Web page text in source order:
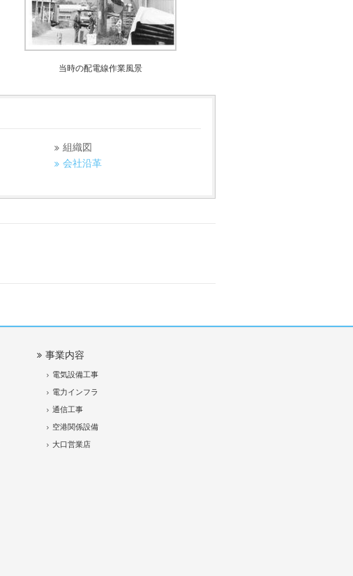
当時の配電線作業風景
組織図
会社沿革
事業内容
電気設備工事
電力インフラ
通信工事
空港関係設備
大口営業店